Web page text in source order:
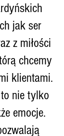
jak ser
z miłości
chcemy
klientami.
nie tylko
emocje.